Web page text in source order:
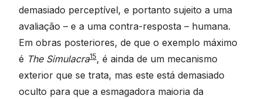
demasiado perceptível, e portanto sujeito a uma
avaliação – e a uma contra-resposta – humana.
Em obras posteriores, de que o exemplo máximo
é The Simulacra15, é ainda de um mecanismo
exterior que se trata, mas este está demasiado
oculto para que a esmagadora maioria da